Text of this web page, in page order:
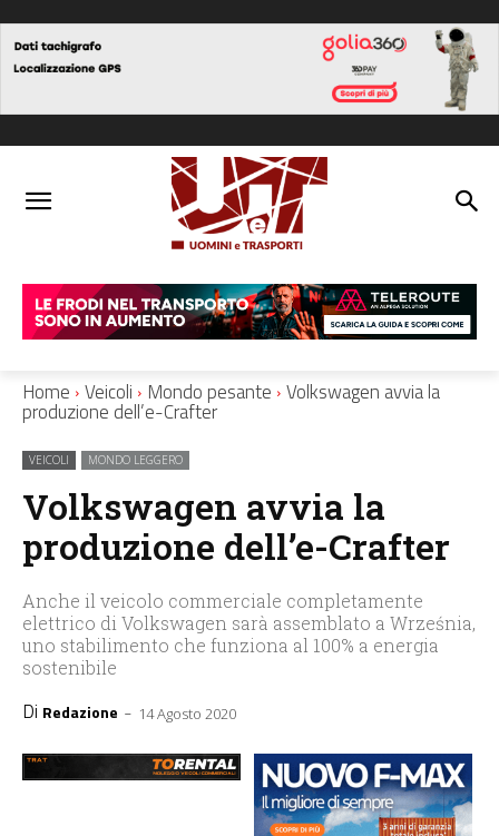
Home Veicoli Mondo pesante Volkswagen avvia la
produzione dell’e-Crafter
VEICOLI MONDO LEGGERO
Volkswagen avvia la
produzione dell’e-Crafter
Anche il veicolo commerciale completamente
elettrico di Volkswagen sarà assemblato a Września,
uno stabilimento che funziona al 100% a energia
sostenibile
Di Redazione - 14 Agosto 2020